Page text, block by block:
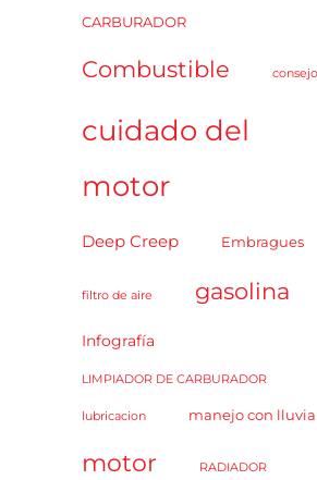
CARBURADOR
Combustible
cuidado del
motor
Deep Creep Embragues
filtro de aire gasolina
Infografía
LIMPIADOR DE CARBURADOR
lubricacion manejo con lluvia
motor RADIADOR